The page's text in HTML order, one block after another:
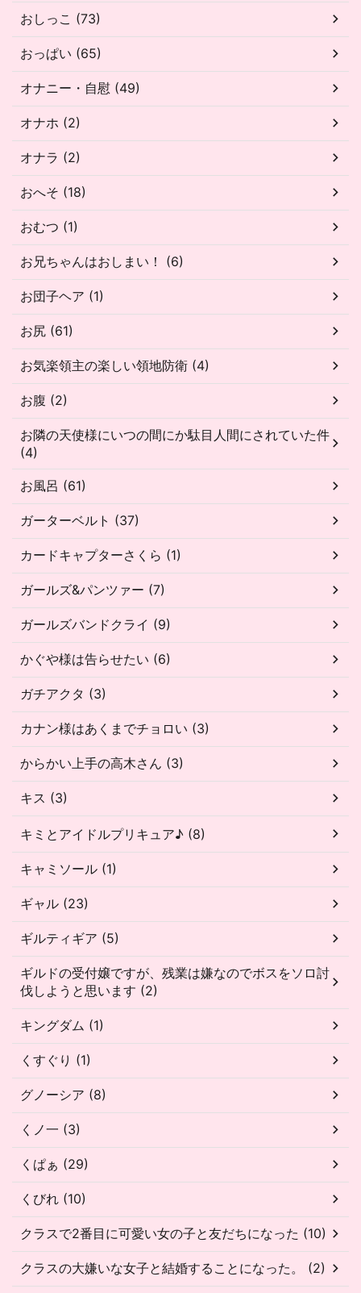
おしっこ (73)
おっぱい (65)
オナニー・自慰 (49)
オナホ (2)
オナラ (2)
おへそ (18)
おむつ (1)
お兄ちゃんはおしまい！ (6)
お団子ヘア (1)
お尻 (61)
お気楽領主の楽しい領地防衛 (4)
お腹 (2)
お隣の天使様にいつの間にか駄目人間にされていた件
(4)
お風呂 (61)
ガーターベルト (37)
カードキャプターさくら (1)
ガールズ&パンツァー (7)
ガールズバンドクライ (9)
かぐや様は告らせたい (6)
ガチアクタ (3)
カナン様はあくまでチョロい (3)
からかい上手の高木さん (3)
キス (3)
キミとアイドルプリキュア♪ (8)
キャミソール (1)
ギャル (23)
ギルティギア (5)
ギルドの受付嬢ですが、残業は嫌なのでボスをソロ討
伐しようと思います (2)
キングダム (1)
くすぐり (1)
グノーシア (8)
くノ一 (3)
くぱぁ (29)
くびれ (10)
クラスで2番目に可愛い女の子と友だちになった (10)
クラスの大嫌いな女子と結婚することになった。 (2)